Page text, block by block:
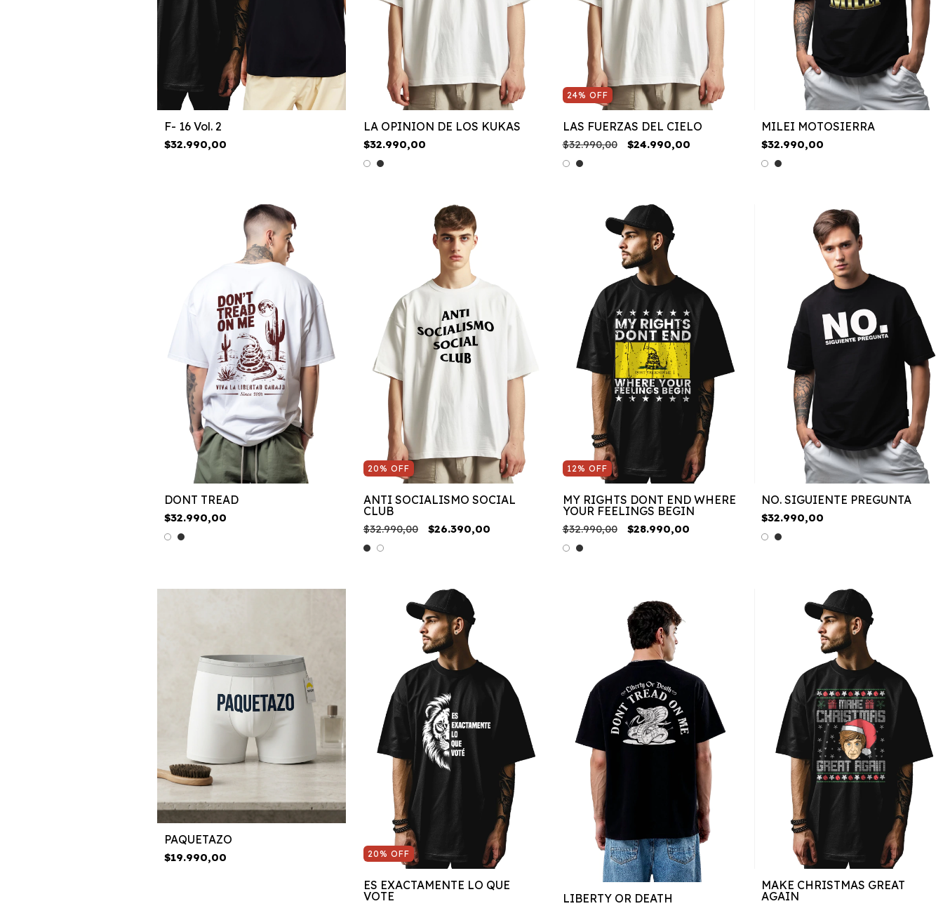
F- 16 Vol. 2
$32.990,00
LA OPINION DE LOS KUKAS
$32.990,00
24% OFF
LAS FUERZAS DEL CIELO
$32.990,00 $24.990,00
MILEI MOTOSIERRA
$32.990,00
DONT TREAD
$32.990,00
20% OFF
ANTI SOCIALISMO SOCIAL
CLUB
$32.990,00 $26.390,00
12% OFF
MY RIGHTS DONT END WHERE
YOUR FEELINGS BEGIN
$32.990,00 $28.990,00
NO. SIGUIENTE PREGUNTA
$32.990,00
PAQUETAZO
$19.990,00 20% OFF
ES EXACTAMENTE LO QUE
VOTE
LIBERTY OR DEATH
MAKE CHRISTMAS GREAT
AGAIN